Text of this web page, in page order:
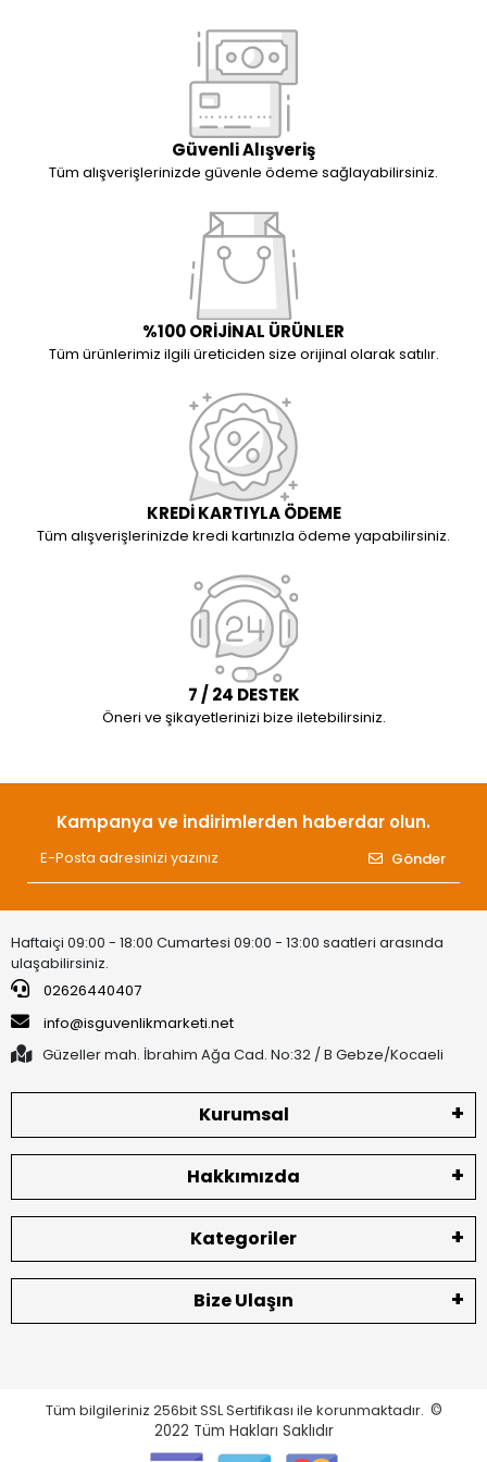
Güvenli Alışveriş
Tüm alışverişlerinizde güvenle ödeme sağlayabilirsiniz.
%100 ORİJİNAL ÜRÜNLER
Tüm ürünlerimiz ilgili üreticiden size orijinal olarak satılır.
KREDİ KARTIYLA ÖDEME
Tüm alışverişlerinizde kredi kartınızla ödeme yapabilirsiniz.
7 / 24 DESTEK
Öneri ve şikayetlerinizi bize iletebilirsiniz.
Kampanya ve indirimlerden haberdar olun.
Gönder
Haftaiçi 09:00 - 18:00 Cumartesi 09:00 - 13:00 saatleri arasında
ulaşabilirsiniz.
02626440407
info@isguvenlikmarketi.net
Güzeller mah. İbrahim Ağa Cad. No:32 / B Gebze/Kocaeli
Kurumsal
Hakkımızda
Kategoriler
Bize Ulaşın
Tüm bilgileriniz 256bit SSL Sertifikası ile korunmaktadır. ©
2022 Tüm Hakları Saklıdır